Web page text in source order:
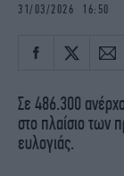
31/03/2026 16:50
Σε 486.300
στο πλαίσιο των
ευλογιάς.